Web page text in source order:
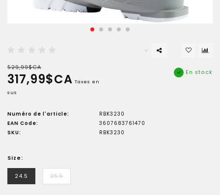
529,99$CA
317,99$CA Taxes en
sus
En stock
Numéro de l'article:
RBK3230
EAN Code:
3607683761470
SKU:
RBK3230
Size:
24.5 25.5